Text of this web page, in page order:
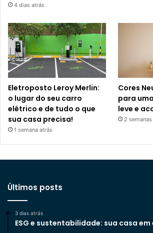
4 dias atrás
Eletroposto Leroy Merlin:
o lugar do seu carro
elétrico e de tudo o que
sua casa precisa!
1 semana atrás
Cores
para
leve e
2
Últimos posts
3 dias atrás
ESG e sustentabilidade: sua casa